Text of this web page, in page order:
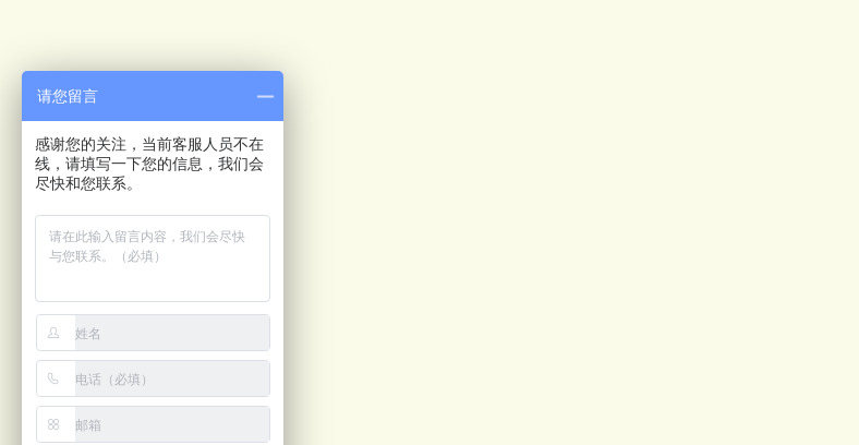
请您留言
感谢您的关注，当前客服人员不在
线，请填写一下您的信息，我们会
尽快和您联系。